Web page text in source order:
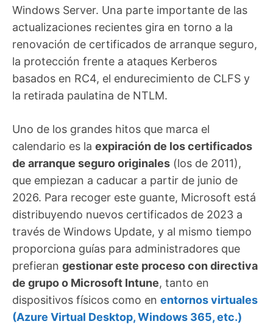
Windows Server. Una parte importante de las
actualizaciones recientes gira en torno a la
renovación de certificados de arranque seguro,
la protección frente a ataques Kerberos
basados en RC4, el endurecimiento de CLFS y
la retirada paulatina de NTLM.
Uno de los grandes hitos que marca el
calendario es la expiración de los certificados
de arranque seguro originales (los de 2011),
que empiezan a caducar a partir de junio de
2026. Para recoger este guante, Microsoft está
distribuyendo nuevos certificados de 2023 a
través de Windows Update, y al mismo tiempo
proporciona guías para administradores que
prefieran gestionar este proceso con directiva
de grupo o Microsoft Intune, tanto en
dispositivos físicos como en entornos virtuales
(Azure Virtual Desktop, Windows 365, etc.)